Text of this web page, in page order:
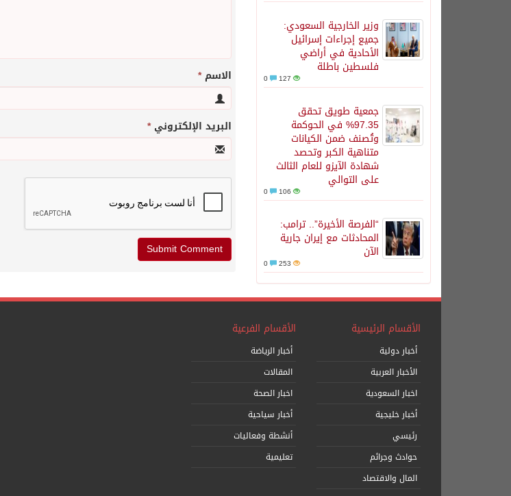
وزير الخارجية السعودي:
جميع إجراءات إسرائيل
الأحادية في أراضي
فلسطين باطلة
127
جمعية طويق تحقق
97.35% في الحوكمة
وتُصنف ضمن الكيانات
متناهية الكبر وتحصد
شهادة الآيزو للعام الثالث
على التوالي
106
“الفرصة الأخيرة”.. ترامب:
المحادثات مع إيران جارية
الآن
253
الاسم*
البريد الإلكتروني*
الأقسام الرئيسية
أخبار دولية
الأخبار العربية
اخبار السعودية
أخبار خليجية
رئيسي
حوادث وجرائم
المال والاقتصاد
الأقسام الفرعية
أخبار الرياضة
المقالات
اخبار الصحة
أخبار سياحية
أنشطة وفعاليات
تعليمية